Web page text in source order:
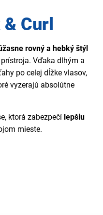
Curl
rovný a hebký štýl
Vďaka dlhým a
po celej dĺžke vlasov,
vyzerajú absolútne
ktorá zabezpečílepšiu
mieste.